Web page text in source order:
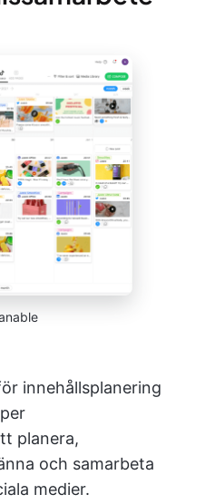
innehållsplanering
planera,
och samarbeta
medier.